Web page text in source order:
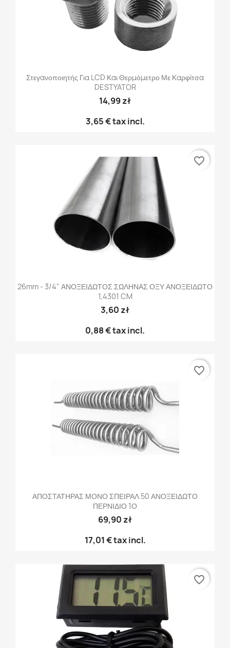
Στεγανοποιητής Για LCD Και Θερμόμετρο Με Καρφίτσα
DESTYATOR
14,99 zł
3,65 €tax incl.
26mm - 3/4" ΑΝΟΞΕΙΔΩΤΟΣ ΣΩΛΗΝΑΣ ΟΞΥ ΑΝΟΞΕΙΔΩΤΟ
1,4301 CM
3,60 zł
0,88 €tax incl.
favorite_border
ΑΠΟΣΤΑΤΗΡΑΣ ΜΟΝΟ ΣΠΕΙΡΑΛ 50 ΑΝΟΞΕΙΔΩΤΟ
ΠΕΡΝΙΔΙΟ 1Ο
69,90 zł
17,01 €tax incl.
favorite_border
favorite_border